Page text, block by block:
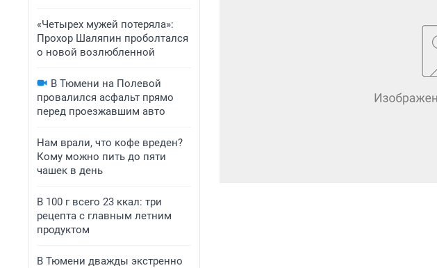
«Четырех мужей потеряла»:
Прохор Шаляпин проболтался
о новой возлюбленной
В Тюмени на Полевой
провалился асфальт прямо
перед проезжавшим авто
Нам врали, что кофе вреден?
Кому можно пить до пяти
чашек в день
В 100 г всего 23 ккал: три
рецепта с главным летним
продуктом
В Тюмени дважды экстренно